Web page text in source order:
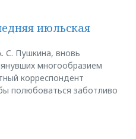
июльская
С. Пушкина, вновь
многообразием
корреспондент
полюбоваться заботливо